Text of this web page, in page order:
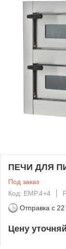
ПЕЧИ ДЛЯ
Под заказ
Код: EMP.4+4
Отправка с 22
Цену